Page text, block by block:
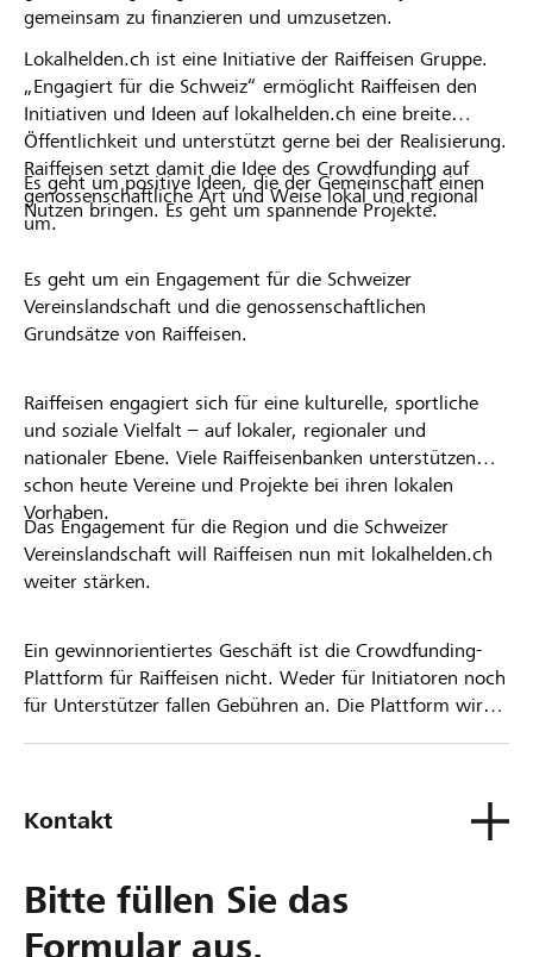
gemeinsam zu finanzieren und umzusetzen.
Lokalhelden.ch ist eine Initiative der Raiffeisen Gruppe.
„Engagiert für die Schweiz“ ermöglicht Raiffeisen den
Initiativen und Ideen auf lokalhelden.ch eine breite
Öffentlichkeit und unterstützt gerne bei der Realisierung.
Raiffeisen setzt damit die Idee des Crowdfunding auf
genossenschaftliche Art und Weise lokal und regional
um.
Es geht um positive Ideen, die der Gemeinschaft einen
Nutzen bringen. Es geht um spannende Projekte.
Es geht um ein Engagement für die Schweizer
Vereinslandschaft und die genossenschaftlichen
Grundsätze von Raiffeisen.
Raiffeisen engagiert sich für eine kulturelle, sportliche
und soziale Vielfalt – auf lokaler, regionaler und
nationaler Ebene. Viele Raiffeisenbanken unterstützen
schon heute Vereine und Projekte bei ihren lokalen
Vorhaben.
Das Engagement für die Region und die Schweizer
Vereinslandschaft will Raiffeisen nun mit lokalhelden.ch
weiter stärken.
Ein gewinnorientiertes Geschäft ist die Crowdfunding-
Plattform für Raiffeisen nicht. Weder für Initiatoren noch
für Unterstützer fallen Gebühren an. Die Plattform wird
Kontakt
Bitte füllen Sie das
Formular aus.